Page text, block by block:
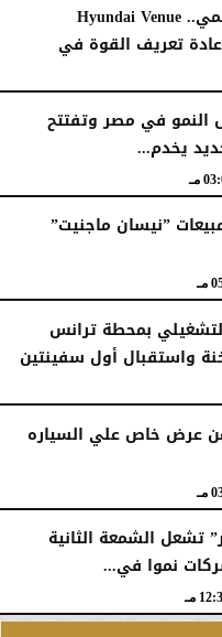
قبل الإطلاق الرسمي.. Hyundai Venue
تعريف القوة في
في مصر وتفتتح
يخدم...
مـ
”نيسان ماجنيت”
بمحطة ترانس
واستقبال أول سفينتين
عرض خاص علي السياره
تشعل الشمعة الثانية
نموا في...
مـ